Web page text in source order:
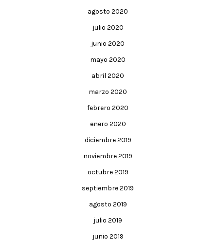
agosto 2020
julio 2020
junio 2020
mayo 2020
abril 2020
marzo 2020
febrero 2020
enero 2020
diciembre 2019
noviembre 2019
octubre 2019
septiembre 2019
agosto 2019
julio 2019
junio 2019